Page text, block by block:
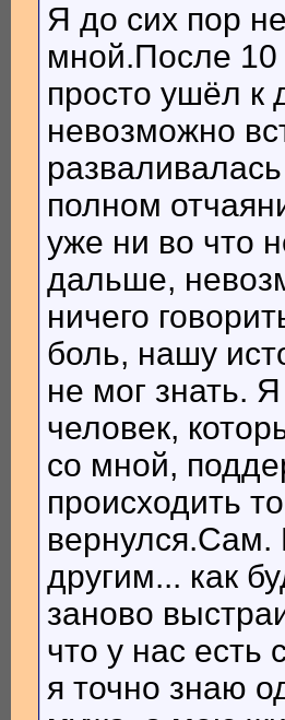
Я до сих пор
мной.После 10
просто ушёл к
невозможно
полном
уже ни во что
дальше,
ничего
боль, нашу
не мог знать.
человек,
со мной,
происходить
вернулся.Сам.
другим... как
заново
что у нас есть
я точно знаю